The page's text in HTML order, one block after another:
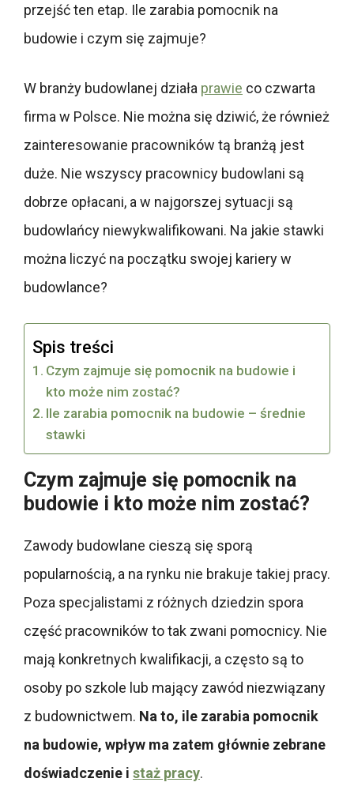
przejść ten etap. Ile zarabia pomocnik na
budowie i czym się zajmuje?
W branży budowlanej działa prawie co czwarta
firma w Polsce. Nie można się dziwić, że również
zainteresowanie pracowników tą branżą jest
duże. Nie wszyscy pracownicy budowlani są
dobrze opłacani, a w najgorszej sytuacji są
budowlańcy niewykwalifikowani. Na jakie stawki
można liczyć na początku swojej kariery w
budowlance?
Spis treści
Czym zajmuje się pomocnik na budowie i
kto może nim zostać?
Ile zarabia pomocnik na budowie – średnie
stawki
Czym zajmuje się pomocnik na
budowie i kto może nim zostać?
Zawody budowlane cieszą się sporą
popularnością, a na rynku nie brakuje takiej pracy.
Poza specjalistami z różnych dziedzin spora
część pracowników to tak zwani pomocnicy. Nie
mają konkretnych kwalifikacji, a często są to
osoby po szkole lub mający zawód niezwiązany
z budownictwem. Na to, ile zarabia pomocnik
na budowie, wpływ ma zatem głównie zebrane
doświadczenie i staż pracy.